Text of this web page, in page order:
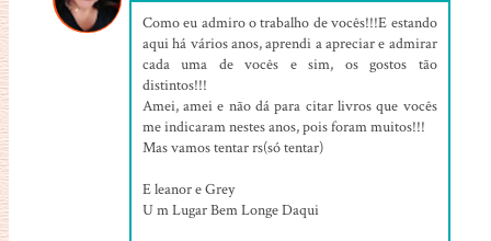
Como eu admiro o trabalho de vocês!!!E estando
aqui há vários anos, aprendi a apreciar e admirar
cada uma de vocês e sim, os gostos tão
distintos!!!
Amei, amei e não dá para citar livros que vocês
me indicaram nestes anos, pois foram muitos!!!
Mas vamos tentar rs(só tentar)
E leanor e Grey
U m Lugar Bem Longe Daqui